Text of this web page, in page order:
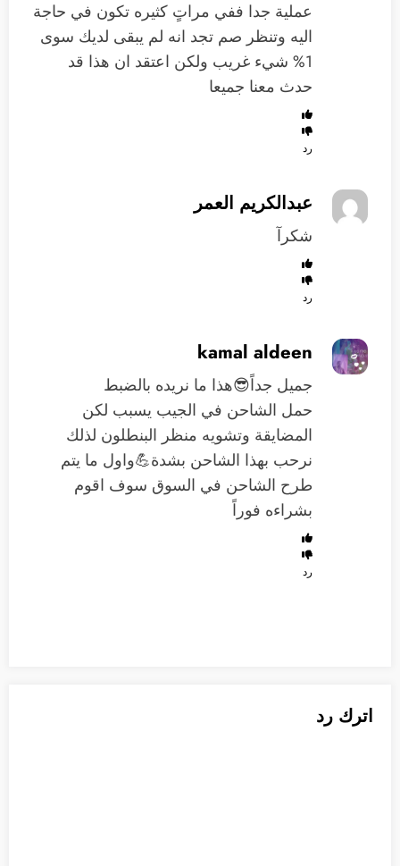
عملية جدا ففي مراتٍ كثيره تكون في حاجة
اليه وتنظر صم تجد انه لم يبقى لديك سوى
1% شيء غريب ولكن اعتقد ان هذا قد
حدث معنا جميعا
رد
عبدالكريم العمر
شكرآ
رد
kamal aldeen
جميل جداً😎هذا ما نريده بالضبط
حمل الشاحن في الجيب يسبب لكن
المضايقة وتشويه منظر البنطلون لذلك
نرحب بهذا الشاحن بشدة💪واول ما يتم
طرح الشاحن في السوق سوف اقوم
بشراءه فوراً
رد
اترك رد